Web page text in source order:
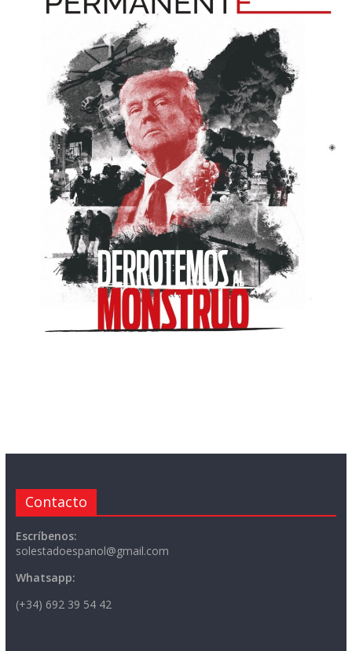
Contacto
Escríbenos:
solestadoespanol@gmail.com
Whatsapp:
(+34) 692 39 54 42